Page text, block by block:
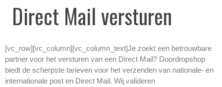
Direct Mail versturen
[vc_row][vc_column][vc_column_text]Je zoekt een betrouwbare
partner voor het versturen van een Direct Mail? Doordropshop
biedt de scherpste tarieven voor het verzenden van nationale- en
internationale post en Direct Mail. Wij valideren